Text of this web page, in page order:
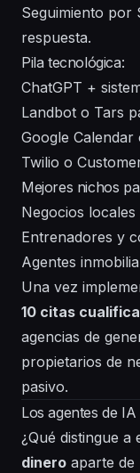
Seguimiento
respuesta.
Pila tecnológica:
ChatGPT +
Landbot o Tars
Google
Twilio o
Mejores nichos
Negocios locales
Entrenadores y
Agentes
Una vez
10 citas
agencias de
propietarios de
pasivo.
Los agentes de
¿Qué distingue a
dinero aparte de